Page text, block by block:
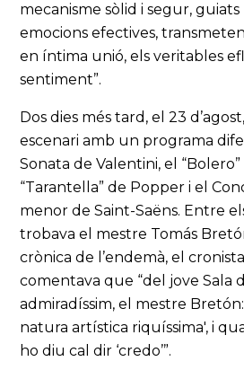
mecanisme sòlid i segur, guiats
emocions efectives,
en íntima unió, els veritables
sentiment”.
Dos dies més tard, el 23
escenari amb un programa
Sonata de Valentini, el
“Tarantella” de Popper i el
menor de Saint-Saëns. Entre
trobava el mestre Tomás
crònica de l’endemà, el
comentava que “del jove Sala
admiradíssim, el mestre Bretón:
natura artística riquíssima', i
ho diu cal dir ‘credo’”.